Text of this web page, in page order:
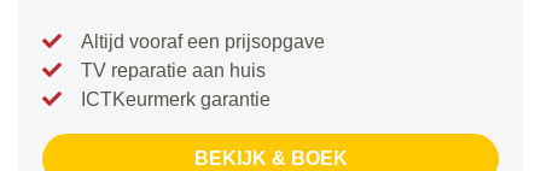
Altijd vooraf een prijsopgave
TV reparatie aan huis
ICTKeurmerk garantie
BEKIJK & BOEK